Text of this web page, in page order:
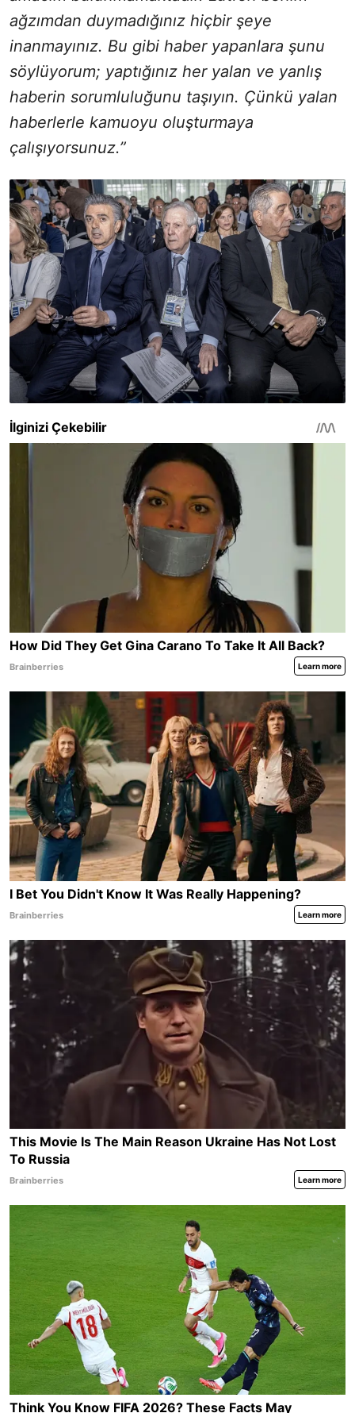
ağzımdan duymadığınız hiçbir şeye
inanmayınız. Bu gibi haber yapanlara şunu
söylüyorum; yaptığınız her yalan ve yanlış
haberin sorumluluğunu taşıyın. Çünkü yalan
haberlerle kamuoyu oluşturmaya
çalışıyorsunuz.”